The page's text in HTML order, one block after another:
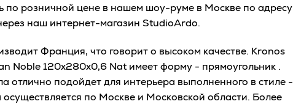
по розничной цене в нашем шоу-руме в Москве по адресу
наш интернет-магазин StudioArdo.
Франция, что говорит о высоком качестве. Kronos
Noble 120x280x0,6 Nat имеет форму - прямоугольник .
отлично подойдет для интерьера выполненного в стиле -
по Москве и Московской области. Более